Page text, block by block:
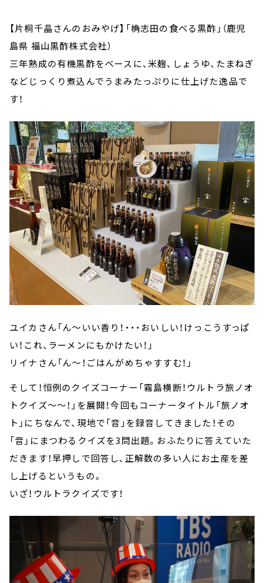
【片桐千晶さんのおみやげ】「桷志田の食べる黒酢」（鹿児
島県 福山黒酢株式会社）
三年熟成の有機黒酢をベースに、米麹、しょうゆ、たまねぎ
などじっくり煮込んでうまみたっぷりに仕上げた逸品で
す！
ユイカさん「ん～いい香り！・・・おいしい！けっこうすっぱ
い！これ、ラーメンにもかけたい！」
リイナさん「ん～！ごはんがめちゃすすむ！」
そして！恒例のクイズコーナー「霧島横断！ウルトラ旅ノオ
トクイズ～～！」を展開！今回もコーナータイトル「旅ノオ
ト」にちなんで、現地で「音」を録音してきました！その
「音」にまつわるクイズを3問出題。おふたりに答えていた
だきます！早押しで回答し、正解数の多い人にお土産を差
し上げるというもの。
いざ！ウルトラクイズです！